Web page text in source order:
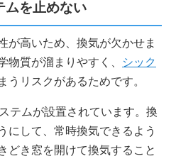
ムを止めない
が高いため、換気が欠かせま
物質が溜まりやすく、
シック
うリスクがあるためです。
テムが設置されています。換
にして、常時換気できるよう
どき窓を開けて換気すること